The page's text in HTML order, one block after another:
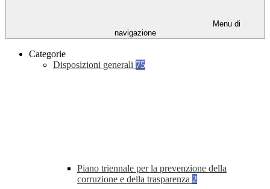
Menu di
navigazione
Categorie
Disposizioni generali 75
Piano triennale per la prevenzione della
corruzione e della trasparenza 2